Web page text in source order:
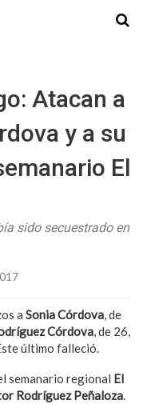
Atacan a
y a su
El
sido secuestrado en
a Sonia Córdova, de
Córdova, de 26,
último falleció.
semanario regional El
Rodríguez Peñaloza.